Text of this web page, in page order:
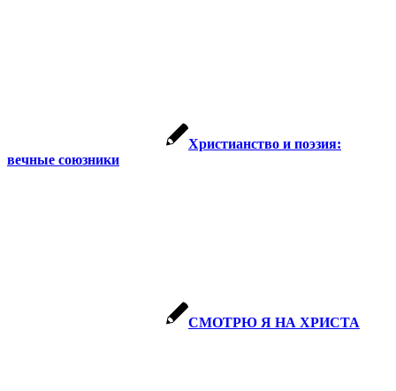
Христианство и поэзия:
вечные союзники
СМОТРЮ Я НА ХРИСТА